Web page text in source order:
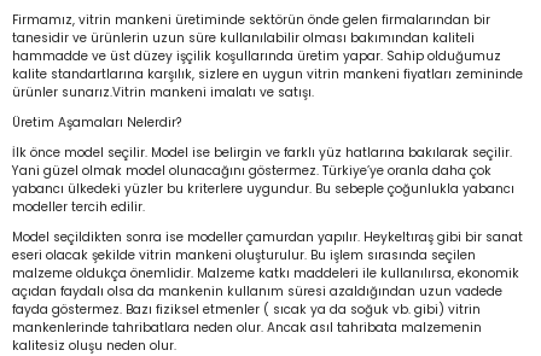
Standlı Terzi Mankenleri
Prova Mankeni
Terzi Mankenleri
terzi mankeni
mankeni
mankenleri
Mankenleri
mankeni
Üniteleri
Tel Kancalar
Fotoğraf Çekim Mankenleri
Firmamız, vitrin mankeni üretiminde sektörün önde gelen firmalarından bir
tanesidir ve ürünlerin uzun süre kullanılabilir olması bakımından kaliteli
hammadde ve üst düzey işçilik koşullarında üretim yapar. Sahip olduğumuz
kalite standartlarına karşılık, sizlere en uygun vitrin mankeni fiyatları zemininde
ürünler sunarız.Vitrin mankeni imalatı ve satışı.
Üretim Aşamaları Nelerdir?
İlk önce model seçilir. Model ise belirgin ve farklı yüz hatlarına bakılarak seçilir.
Yani güzel olmak model olunacağını göstermez. Türkiye’ye oranla daha çok
yabancı ülkedeki yüzler bu kriterlere uygundur. Bu sebeple çoğunlukla yabancı
modeller tercih edilir.
Model seçildikten sonra ise modeller çamurdan yapılır. Heykeltıraş gibi bir sanat
eseri olacak şekilde vitrin mankeni oluşturulur. Bu işlem sırasında seçilen
malzeme oldukça önemlidir. Malzeme katkı maddeleri ile kullanılırsa, ekonomik
açıdan faydalı olsa da mankenin kullanım süresi azaldığından uzun vadede
fayda göstermez. Bazı fiziksel etmenler ( sıcak ya da soğuk vb. gibi) vitrin
mankenlerinde tahribatlara neden olur. Ancak asıl tahribata malzemenin
kalitesiz oluşu neden olur.